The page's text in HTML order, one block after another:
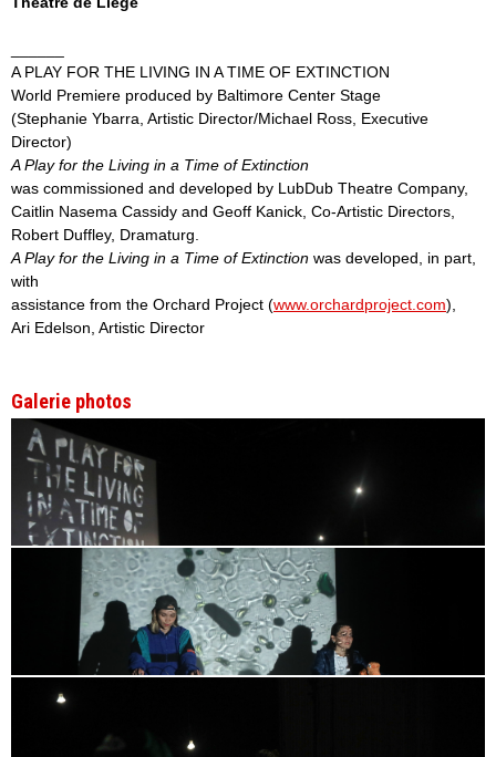
A PLAY FOR THE LIVING IN A TIME OF EXTINCTION
World Premiere produced by Baltimore Center Stage
(Stephanie Ybarra, Artistic Director/Michael Ross, Executive
Director)
A Play for the Living in a Time of Extinction
was commissioned and developed by LubDub Theatre Company,
Caitlin Nasema Cassidy and Geoff Kanick, Co-Artistic Directors,
Robert Duffley, Dramaturg.
A Play for the Living in a Time of Extinction was developed, in part,
with
assistance from the Orchard Project (www.orchardproject.com),
Ari Edelson, Artistic Director